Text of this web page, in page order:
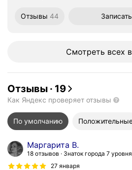
Отзывы 44
Смотреть всех
Отзывы · 19
Как Яндекс проверяет отзывы
По умолчанию
Маргарита В.
18 отзывов
Знаток города 7 уровня
27 января